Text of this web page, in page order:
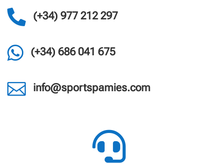
 (+34) 977 212 297
 (+34) 686 041 675
 info@sportspamies.com
